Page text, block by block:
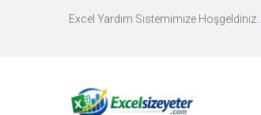
Excel Yardım Sistemimize Hoşgeldiniz.